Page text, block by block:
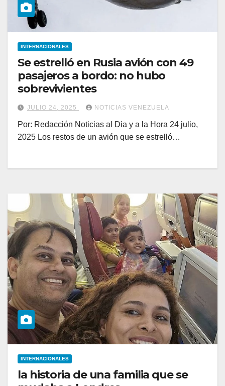
INTERNACIONALES
Se estrelló en Rusia avión con 49
pasajeros a bordo: no hubo
sobrevivientes
JULIO 24, 2025 NOTICIAS VENEZUELA
Por: Redacción Noticias al Dia y a la Hora 24 julio,
2025 Los restos de un avión que se estrelló…
INTERNACIONALES
la historia de una familia que se